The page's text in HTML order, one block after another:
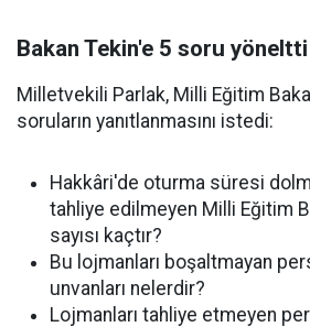
Bakan Tekin'e 5 soru yöneltti
Milletvekili Parlak, Milli Eğitim
soruların yanıtlanmasını istedi:
Hakkâri'de oturma süresi
tahliye edilmeyen Milli Eğitim
sayısı kaçtır?
Bu lojmanları boşaltmayan
unvanları nelerdir?
Lojmanları tahliye etmeyen